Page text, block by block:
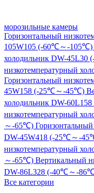
морозильные камеры
Горизонтальный
105W105 (-60℃～-105℃)
холодильник DW-
низкотемпературный
Горизонтальный
45W158 (-25℃～-45℃)
холодильник DW-
низкотемпературный
～-65℃)
DW-45W418 (-25℃～-
низкотемпературный
～-65℃) Вертикальный
DW-86L328 (-40℃～-
Все категории